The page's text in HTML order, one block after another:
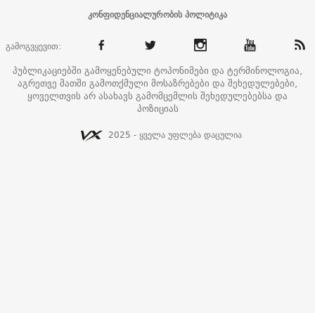
კონფიდენციალურობის პოლიტიკა
გამოგვყევით:
პუბლიკაციებში გამოყენებული ტოპონიმები და ტერმინოლოგია,
აგრეთვე მათში გამოთქმული მოსაზრებები და შეხედულებები,
ყოველთვის არ ასახავს გამომცემლის შეხედულებებსა და
პოზიციას
2025 - ყველა უფლება დაცულია